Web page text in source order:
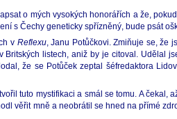
o mých vysokých honorářích a že,
s Čechy geneticky spřízněný, bude psát
v Reflexu, Janu Potůčkovi. Zmiňuje se, že
v Britských listech, aniž by je citoval. Udělal
že se Potůček zeptal šéfredaktora
tuto mystifikaci a smál se tomu. A čekal,
věřit mně a neobrátil se hned na přímé